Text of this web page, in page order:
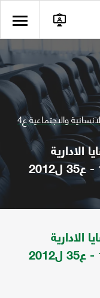
مجلة دراسات اجتماعية تعني بقضايا الادارية والانسانية والاجتماعية ع4
الادارية
الادارية